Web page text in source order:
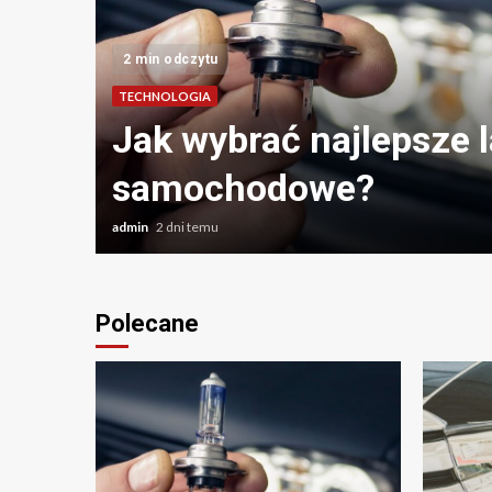
2 min odczytu
TECHNOLOGIA
Jak wybrać najlepsze
samochodowe?
admin 2 dni temu
Polecane